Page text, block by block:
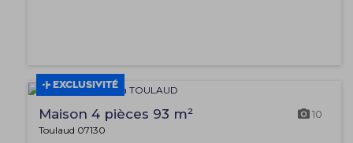
EXCLUSIVITÉ
Maison 4 pièces 93 m² 10
Toulaud 07130